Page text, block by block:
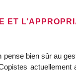
bien sûr au